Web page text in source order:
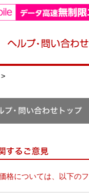
格については、以下の